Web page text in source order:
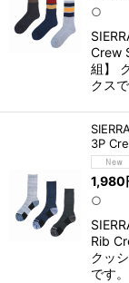
○
Crew
組】
クス
3P
1,980
○
Rib
クッ
です